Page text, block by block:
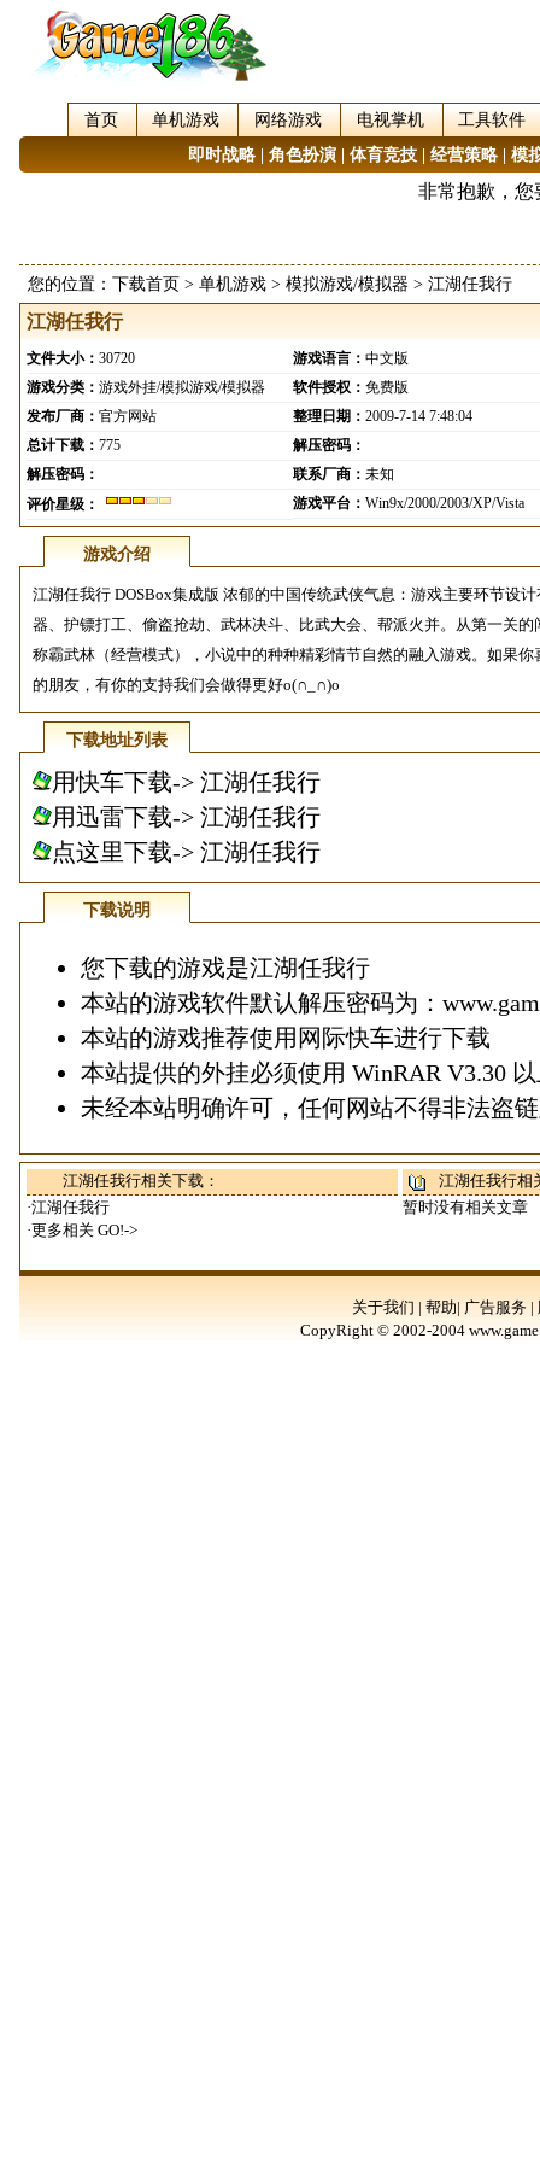
首页 单机游戏 网络游戏 电视掌机
工具软件
即时战略 |角色扮演 |体育竞技 |经营策略 |模
您的位置： 下载首页 > 单机游戏> 模拟游戏/模拟器 > 江湖任我行
江湖任我行
文件大小： 30720 游戏语言： 中文版
游戏分类： 游戏外挂/模拟游戏/模拟器 软件授权： 免费版
发布厂商： 官方网站 整理日期： 2009-7-14 7:48:04
总计下载： 775
解压密码：
解压密码：
联系厂商： 未知
评价星级：
游戏平台： Win9x/2000/2003/XP/Vista
游戏介绍
江湖任我行 DOSBox集成版 浓郁的中国传统武侠气息：游戏主要环节设
器、护镖打工、偷盗抢劫、武林决斗、比武大会、帮派火并。从第一关
称霸武林（经营模式），小说中的种种精彩情节自然的融入游戏。如果你
的朋友，有你的支持我们会做得更好o(∩_∩)o
下载地址列表
用快车下载-> 江湖任我行
用迅雷下载-> 江湖任我行
点这里下载-> 江湖任我行
下载说明
您下载的游戏是江湖任我行
本站的游戏软件默认解压密码为：
本站的游戏推荐使用 网际快车进行下载
本站提供的外挂必须使用 WinRAR V3.30
未经本站明确许可，任何网站不得非法盗
江湖任我行相关下载：
·江湖任我行
·更多相关 GO!->
江湖任我行相
暂时没有相关文章
关于我们 | 帮助| 广告服务
CopyRight © 2002-2004